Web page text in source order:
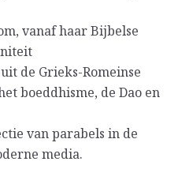
vanaf haar Bijbelse
de Grieks-Romeinse
boeddhisme, de Dao en
van parabels in de
media.